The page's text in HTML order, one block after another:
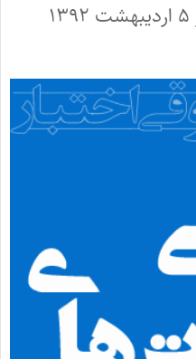
پرورش کشور ابلاغ شده در ۵ اردیبهشت ۱۳۹۲